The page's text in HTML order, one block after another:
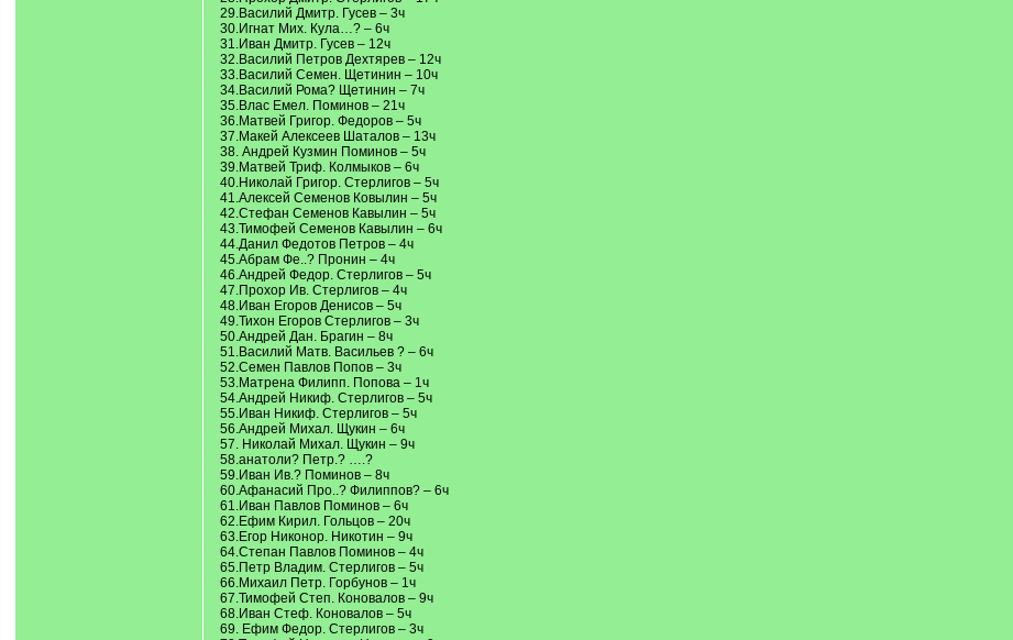
29.Василий Дмитр. Гусев – 3ч
30.Игнат Мих. Кула…? – 6ч
31.Иван Дмитр. Гусев – 12ч
32.Василий Петров Дехтярев – 12ч
33.Василий Семен. Щетинин – 10ч
34.Василий Рома? Щетинин – 7ч
35.Влас Емел. Поминов – 21ч
36.Матвей Григор. Федоров – 5ч
37.Макей Алексеев Шаталов – 13ч
38. Андрей Кузмин Поминов – 5ч
39.Матвей Триф. Колмыков – 6ч
40.Николай Григор. Стерлигов – 5ч
41.Алексей Семенов Ковылин – 5ч
42.Стефан Семенов Кавылин – 5ч
43.Тимофей Семенов Кавылин – 6ч
44.Данил Федотов Петров – 4ч
45.Абрам Фе..? Пронин – 4ч
46.Андрей Федор. Стерлигов – 5ч
47.Прохор Ив. Стерлигов – 4ч
48.Иван Егоров Денисов – 5ч
49.Тихон Егоров Стерлигов – 3ч
50.Андрей Дан. Брагин – 8ч
51.Василий Матв. Васильев ? – 6ч
52.Семен Павлов Попов – 3ч
53.Матрена Филипп. Попова – 1ч
54.Андрей Никиф. Стерлигов – 5ч
55.Иван Никиф. Стерлигов – 5ч
56.Андрей Михал. Щукин – 6ч
57. Николай Михал. Щукин – 9ч
58.анатоли? Петр.? ….?
59.Иван Ив.? Поминов – 8ч
60.Афанасий Про..? Филиппов? – 6ч
61.Иван Павлов Поминов – 6ч
62.Ефим Кирил. Гольцов – 20ч
63.Егор Никонор. Никотин – 9ч
64.Степан Павлов Поминов – 4ч
65.Петр Владим. Стерлигов – 5ч
66.Михаил Петр. Горбунов – 1ч
67.Тимофей Степ. Коновалов – 9ч
68.Иван Стеф. Коновалов – 5ч
69. Ефим Федор. Стерлигов – 3ч